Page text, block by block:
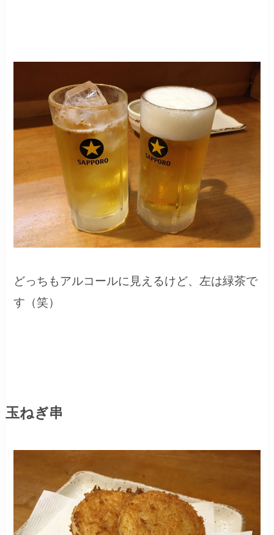
どっちもアルコールに見えるけど、左は緑茶で
す（笑）
玉ねぎ串